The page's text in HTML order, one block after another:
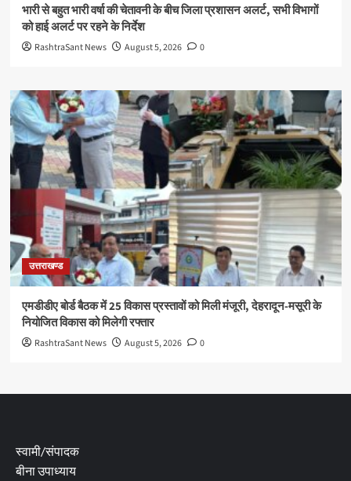
भारी से बहुत भारी वर्षा की चेतावनी के बीच जिला प्रशासन अलर्ट, सभी विभागों
को हाई अलर्ट पर रहने के निर्देश
RashtraSant News August 5, 2026 0
उत्तराखण्ड
एमडीडीए बोर्ड बैठक में 25 विकास प्रस्तावों को मिली मंजूरी, देहरादून-मसूरी के
नियोजित विकास को मिलेगी रफ्तार
RashtraSant News August 5, 2026 0
स्वामी/संपादक
बीना उपाध्याय